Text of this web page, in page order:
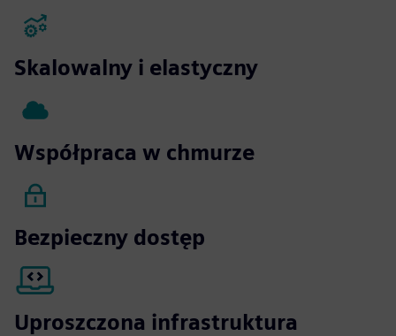
Skalowalny i elastyczny
Współpraca w chmurze
Bezpieczny dostęp
Uproszczona infrastruktura